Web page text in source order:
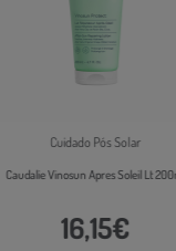
Cuidado Pós Solar
Caudalie Vinosun Apres Soleil Lt 200ml
16,15€